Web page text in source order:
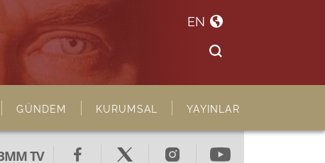
EN
GÜNDEM KURUMSAL YAYINLAR
TV